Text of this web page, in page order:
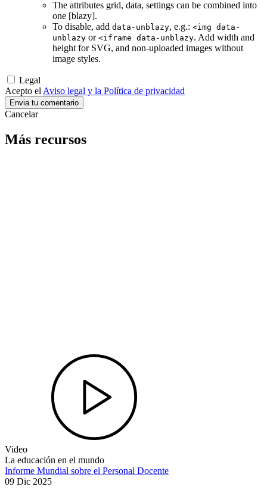
The attributes grid, data, settings can be combined into
one [blazy].
To disable, add data-unblazy, e.g.: <img data-
unblazy or <iframe data-unblazy. Add width and
height for SVG, and non-uploaded images without
image styles.
Legal
Acepto el Aviso legal y la Política de privacidad
Cancelar
Más recursos
Video
La educación en el mundo
Informe Mundial sobre el Personal Docente
09 Dic 2025